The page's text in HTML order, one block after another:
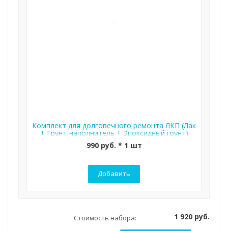
Комплект для долговечного ремонта ЛКП (Лак
+ Грунт-наполнитель + Эпоксидный грунт)
990 руб. * 1 шт
Добавить
Стоимость набора: 1 920 руб.